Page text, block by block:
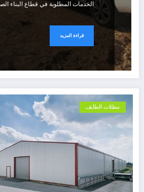
الخدمات المطلوبة في قطاع البناء
قراءة المزيد
مظلات الطايف